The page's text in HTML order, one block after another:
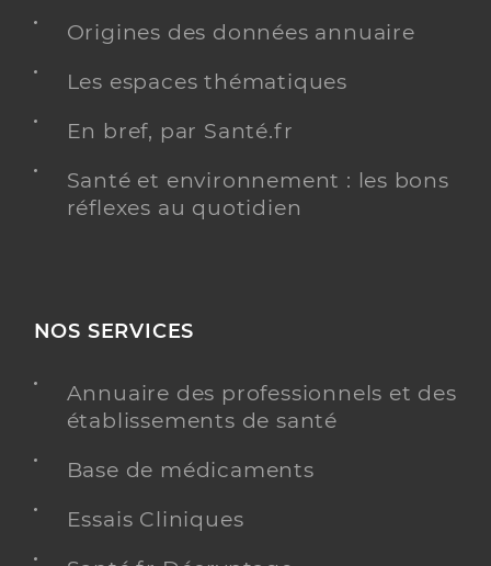
Origines des données annuaire
Les espaces thématiques
En bref, par Santé.fr
Santé et environnement : les bons
réflexes au quotidien
NOS SERVICES
Annuaire des professionnels et des
établissements de santé
Base de médicaments
Essais Cliniques